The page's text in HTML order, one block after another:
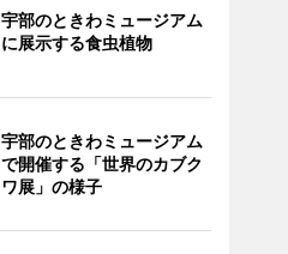
宇部のときわミュージアム
に展示する食虫植物
宇部のときわミュージアム
で開催する「世界のカブク
ワ展」の様子